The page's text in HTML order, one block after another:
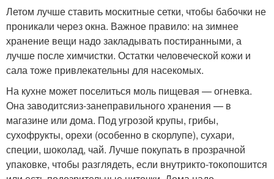
Летом лучше ставить москитные сетки, чтобы бабочки не
проникали через окна. Важное правило: на зимнее
хранение вещи надо закладывать постиранными, а
лучше после химчистки. Остатки человеческой кожи и
сала тоже привлекательны для насекомых.
На кухне может поселиться моль пищевая — огневка.
Она заводитсяиз-занеправильного хранения — в
магазине или дома. Под угрозой крупы, грибы,
сухофрукты, орехи (особенно в скорлупе), сухари,
специи, шоколад, чай. Лучше покупать в прозрачной
упаковке, чтобы разглядеть, если внутрикто-токопошится